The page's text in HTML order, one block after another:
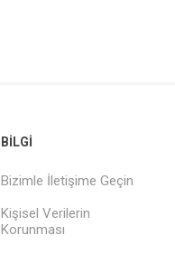
BILGI
Bizimle İletişime Geçin
Kişisel Verilerin
Korunması